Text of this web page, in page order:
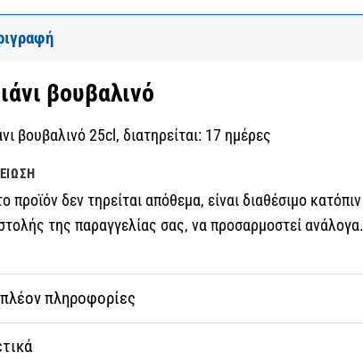
βουβαλινό
βουβαλινό 25cl, διατηρείται: 17 ημέρες
προϊόν δεν τηρείται απόθεμα, είναι διαθέσιμο
της παραγγελίας σας, να προσαρμοστεί ανάλογα.
πληροφορίες